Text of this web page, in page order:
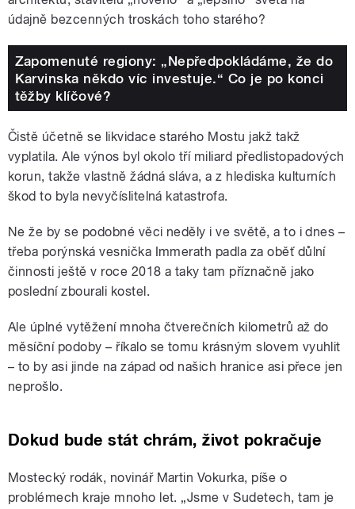
údajně bezcenných troskách toho starého?
Zapomenuté regiony: „Nepředpokládáme, že do
Karvinska někdo víc investuje.“ Co je po konci
těžby klíčové?
Čistě účetně se likvidace starého Mostu jakž takž
vyplatila. Ale výnos byl okolo tří miliard předlistopadových
korun, takže vlastně žádná sláva, a z hlediska kulturních
škod to byla nevyčíslitelná katastrofa.
Ne že by se podobné věci neděly i ve světě, a to i dnes –
třeba porýnská vesnička Immerath padla za oběť důlní
činnosti ještě v roce 2018 a taky tam příznačně jako
poslední zbourali kostel.
Ale úplné vytěžení mnoha čtverečních kilometrů až do
měsíční podoby – říkalo se tomu krásným slovem vyuhlit
– to by asi jinde na západ od našich hranice asi přece jen
neprošlo.
Dokud bude stát chrám, život pokračuje
Mostecký rodák, novinář Martin Vokurka, píše o
problémech kraje mnoho let. „Jsme v Sudetech, tam je